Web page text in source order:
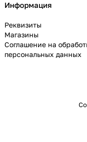
Информация
Реквизиты
Магазины
Соглашение на
персональных данных